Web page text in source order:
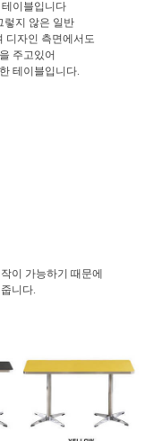
이블입니다
렇지 않은 일반
디자인 측면에서도
주고있어
테이블입니다.
이 가능하기 때문에
니다.